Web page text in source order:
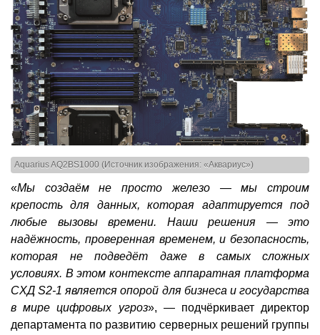
Aquarius AQ2BS1000 (Источник изображения: «Аквариус»)
«Мы создаём не просто железо — мы строим
крепость для данных, которая адаптируется под
любые вызовы времени. Наши решения — это
надёжность, проверенная временем, и безопасность,
которая не подведёт даже в самых сложных
условиях. В этом контексте аппаратная платформа
СХД S2-1 является опорой для бизнеса и государства
в мире цифровых угроз», — подчёркивает директор
департамента по развитию серверных решений группы